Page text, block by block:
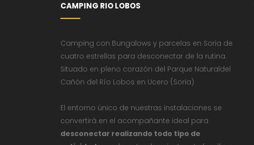
CAMPING RIO LOBOS
Camping con Bungalows y parcelas en Soria de
cuatro estrellas para desconectar de la rutina.
Situado en pleno corazón del Parque Naturaldel
Cañón del Río Lobos en Ucero (Soria)
El entorno único de nuestras instalaciones se
convertirá en el acompañante ideal para
desconectar realizando todo tipo de